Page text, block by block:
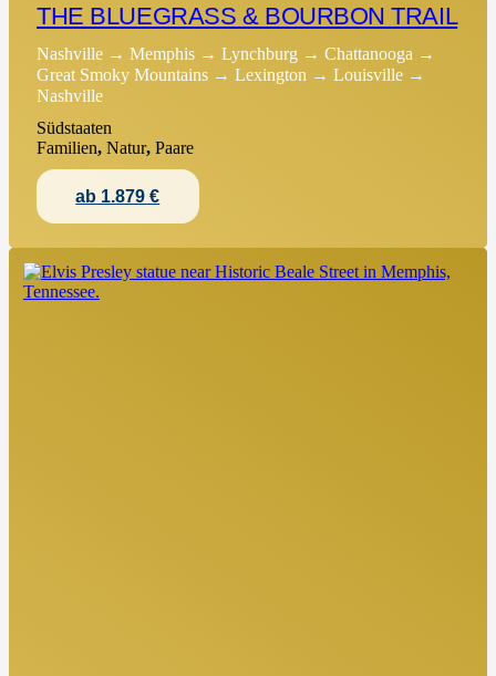
THE BLUEGRASS & BOURBON TRAIL
Nashville → Memphis → Lynchburg → Chattanooga →
Great Smoky Mountains → Lexington → Louisville →
Nashville
Südstaaten
Familien,Natur,Paare
ab 1.879 €